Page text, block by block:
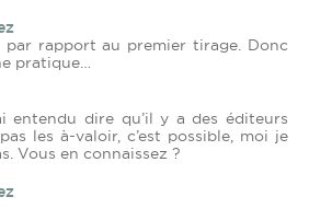
par rapport au premier tirage. Donc
pratique…
entendu dire qu’il y a des éditeurs
les à-valoir, c’est possible, moi je
Vous en connaissez ?